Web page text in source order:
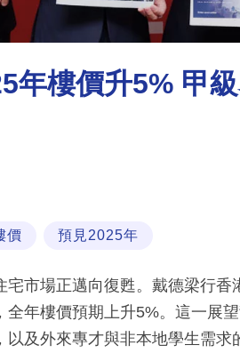
年樓價升5% 甲
價 預見2025年
宅市場正邁向復甦。戴德梁行
年樓價預期上升5%。這一展
及外來專才與非本地學生需求